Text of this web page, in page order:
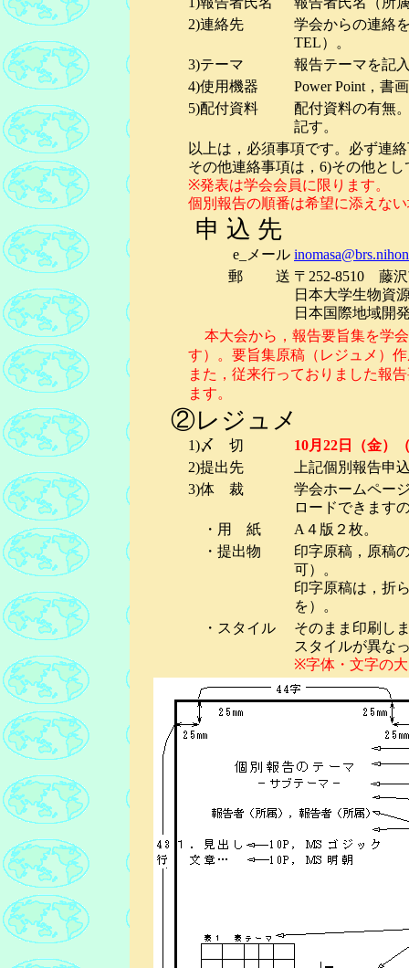
2)連絡先
学会からの連絡
TEL）。
3)テーマ
報告テーマを記
4)使用機器
Power Point，書
5)配付資料
配付資料の有無
記す。
以上は，必須事項です。必ず連
その他連絡事項は，6)その他と
※発表は学会会員に限ります。
個別報告の順番は希望に添えな
申 込 先
e_メール
郵 送 〒252-8510 藤
日本大学生物資
日本国際地域開
本大会から，報告要旨集を学
す）。要旨集原稿（レジュメ）
また，従来行っておりました報
ます。
②レジュメ
1)〆 切 10月 22 日（金）
2)提出先
上記個別報告申
3)体 裁
学会ホームペー
ロードできます
・用 紙
A４版２枚。
・提出物
印字原稿，原稿
可）。
印字原稿は，折
を）。
・スタイル
そのまま印刷し
スタイルが異な
※字体・文字の